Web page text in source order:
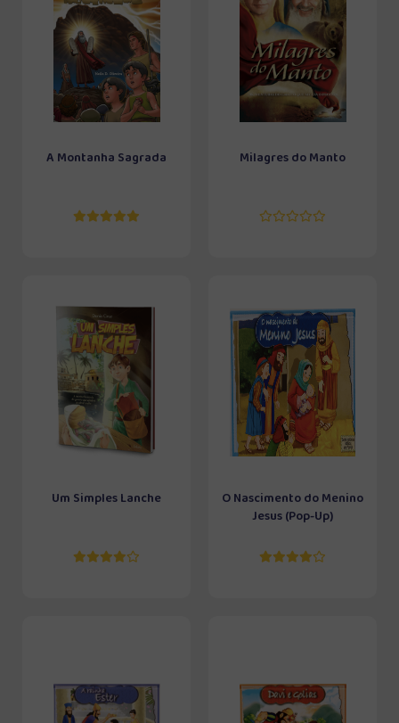
A Montanha Sagrada Milagres do Manto
Um Simples Lanche
O Nascimento do Menino
Jesus (Pop-Up)